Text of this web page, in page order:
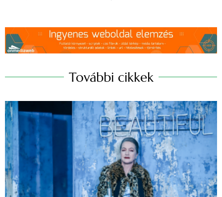
További cikkek